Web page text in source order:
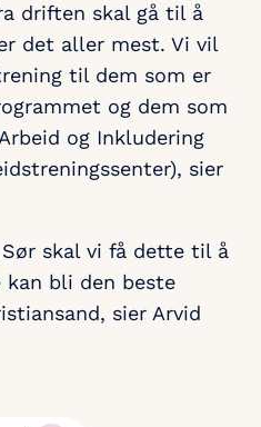
driften skal gå til å
det aller mest. Vi vil
til dem som er
og dem som
og Inkludering
sier
skal vi få dette til å
bli den beste
sier Arvid